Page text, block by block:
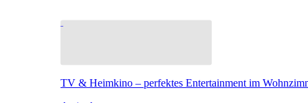
TV & Heimkino – perfektes Entertainment im